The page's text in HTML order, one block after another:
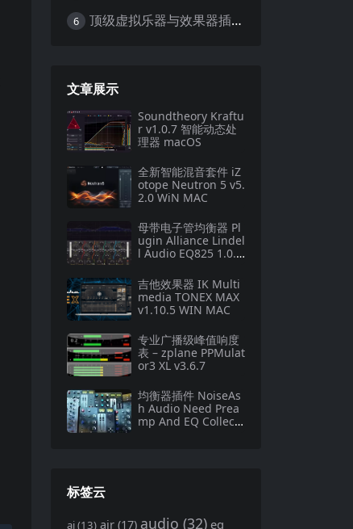
6 顶级虚拟乐器与效果器插件合集（R2R 版本）AIR Music Technology
文章展示
Soundtheory Kraftu
r v1.0.7 智能动态处
理器 macOS
全新智能混音套件 iZ
otope Neutron 5 v5.
2.0 WiN MAC
母带电子管均衡器 Pl
ugin Alliance Lindel
l Audio EQ825 1.0.1
吉他效果器 IK Multi
media TONEX MAX
v1.10.5 WIN MAC
专业广播级峰值响度
表 – zplane PPMulat
or3 XL v3.6.7
均衡器插件 NoiseAs
h Audio Need Prea
mp And EQ Collecti
标签云
ai(13) air (17) audio (32) eq